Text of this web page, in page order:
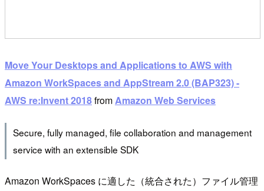
Move Your Desktops and Applications to AWS with
Amazon WorkSpaces and AppStream 2.0 (BAP323) -
AWS re:Invent 2018fromAmazon Web Services
Secure, fully managed, file collaboration and management
service with an extensible SDK
Amazon WorkSpaces に適した（統合された）ファイル管理